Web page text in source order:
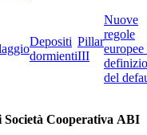
Depositi
dormienti
Pillar
III
Nuove
regole
del
Cooperativa ABI